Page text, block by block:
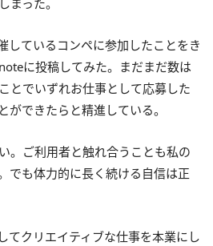
まった。
しているコンペに参加したことをき
に投稿してみた。まだまだ数は
とでいずれお仕事として応募した
ができたらと精進している。
。ご利用者と触れ合うことも私の
でも体力的に長く続ける自信は正
てクリエイティブな仕事を本業にし